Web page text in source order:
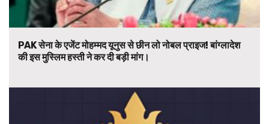
PAK सेना के एजेंट मोहम्मद यूनुस से छीन लो नोबल प्राइज! बांग्लादेश
की इस मुस्लिम हस्ती ने कर दी बड़ी मांग।